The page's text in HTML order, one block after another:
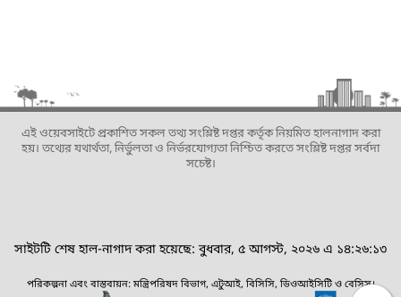
এই ওয়েবসাইটে প্রকাশিত সকল তথ্য সংশ্লিষ্ট দপ্তর কর্তৃক নিয়মিত হালনাগাদ করা
হয়। তথ্যের যথার্থতা, নির্ভুলতা ও নির্ভরযোগ্যতা নিশ্চিত করতে সংশ্লিষ্ট দপ্তর সর্বদা
সচেষ্ট।
সাইটটি শেষ হাল-নাগাদ করা হয়েছে: বুধবার, ৫ আগস্ট, ২০২৬ এ ১৪:২৬:১৩
পরিকল্পনা এবং বাস্তবায়ন: মন্ত্রিপরিষদ বিভাগ, এটুআই, বিসিসি, ডিওআইসিটি ও বেসিস।